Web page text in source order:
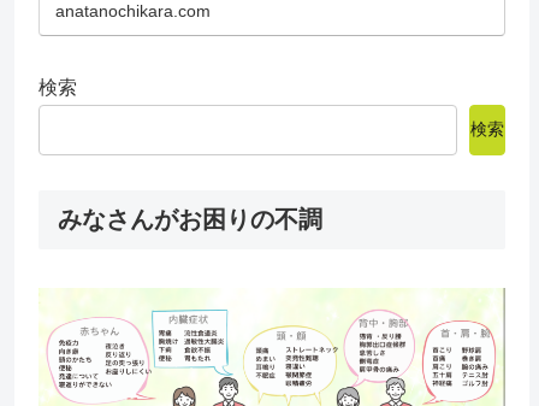
ではないアナタのチカラを知ってください。ご自身
anatanochikara.com
検索
検索
みなさんがお困りの不調